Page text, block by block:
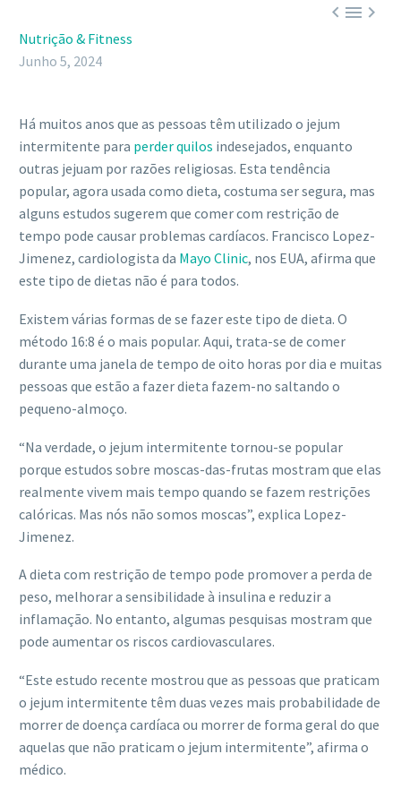

Nutrição & Fitness
Junho 5, 2024
Há muitos anos que as pessoas têm utilizado o jejum
intermitente para perder quilos indesejados, enquanto
outras jejuam por razões religiosas. Esta tendência
popular, agora usada como dieta, costuma ser segura, mas
alguns estudos sugerem que comer com restrição de
tempo pode causar problemas cardíacos. Francisco Lopez-
Jimenez, cardiologista da Mayo Clinic, nos EUA, afirma que
este tipo de dietas não é para todos.
Existem várias formas de se fazer este tipo de dieta. O
método 16:8 é o mais popular. Aqui, trata-se de comer
durante uma janela de tempo de oito horas por dia e muitas
pessoas que estão a fazer dieta fazem-no saltando o
pequeno-almoço.
“Na verdade, o jejum intermitente tornou-se popular
porque estudos sobre moscas-das-frutas mostram que elas
realmente vivem mais tempo quando se fazem restrições
calóricas. Mas nós não somos moscas”, explica Lopez-
Jimenez.
A dieta com restrição de tempo pode promover a perda de
peso, melhorar a sensibilidade à insulina e reduzir a
inflamação. No entanto, algumas pesquisas mostram que
pode aumentar os riscos cardiovasculares.
“Este estudo recente mostrou que as pessoas que praticam
o jejum intermitente têm duas vezes mais probabilidade de
morrer de doença cardíaca ou morrer de forma geral do que
aquelas que não praticam o jejum intermitente”, afirma o
médico.